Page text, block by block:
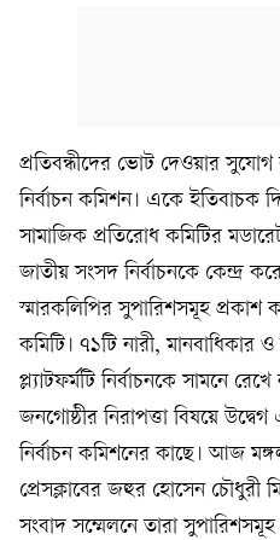
প্রতিবন্ধীদের ভোট দেওয়ার সুযোগ
নির্বাচন কমিশন। একে ইতিবাচক
সামাজিক প্রতিরোধ কমিটির
জাতীয় সংসদ নির্বাচনকে কেন্দ্র
স্মারকলিপির সুপারিশসমূহ প্রকাশ
কমিটি। ৭১টি নারী, মানবাধিকার
প্ল্যাটফর্মটি নির্বাচনকে সামনে
জনগোষ্ঠীর নিরাপত্তা বিষয়ে
নির্বাচন কমিশনের কাছে। আজ
প্রেসক্লাবের জহুর হোসেন
সংবাদ সম্মেলনে তারা